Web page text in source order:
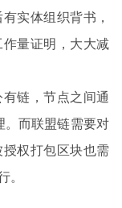
实体组织背书，
量证明，大大减
链，节点之间通
。而联盟链需要对
权打包区块也需
。